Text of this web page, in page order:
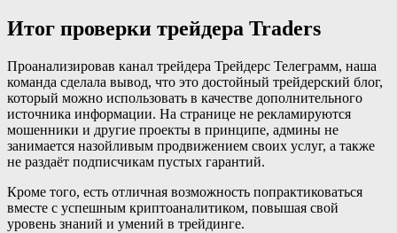
Итог проверки трейдера Traders
Проанализировав канал трейдера Трейдерс Телеграмм, наша
команда сделала вывод, что это достойный трейдерский блог,
который можно использовать в качестве дополнительного
источника информации. На странице не рекламируются
мошенники и другие проекты в принципе, админы не
занимается назойливым продвижением своих услуг, а также
не раздаёт подписчикам пустых гарантий.
Кроме того, есть отличная возможность попрактиковаться
вместе с успешным криптоаналитиком, повышая свой
уровень знаний и умений в трейдинге.